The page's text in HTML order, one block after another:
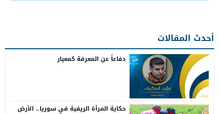
أحدث المقالات
دفاعاً عن المعرفة كمعيار
حكاية المرأة الريفية في سوريا.. الأرض